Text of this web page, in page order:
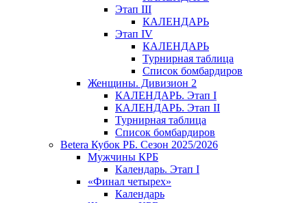
Этап III
КАЛЕНДАРЬ
Этап IV
КАЛЕНДАРЬ
Турнирная таблица
Список бомбардиров
Женщины. Дивизион 2
КАЛЕНДАРЬ. Этап I
КАЛЕНДАРЬ. Этап II
Турнирная таблица
Список бомбардиров
Betera Кубок РБ. Сезон 2025/2026
Мужчины КРБ
Календарь. Этап I
«Финал четырех»
Календарь